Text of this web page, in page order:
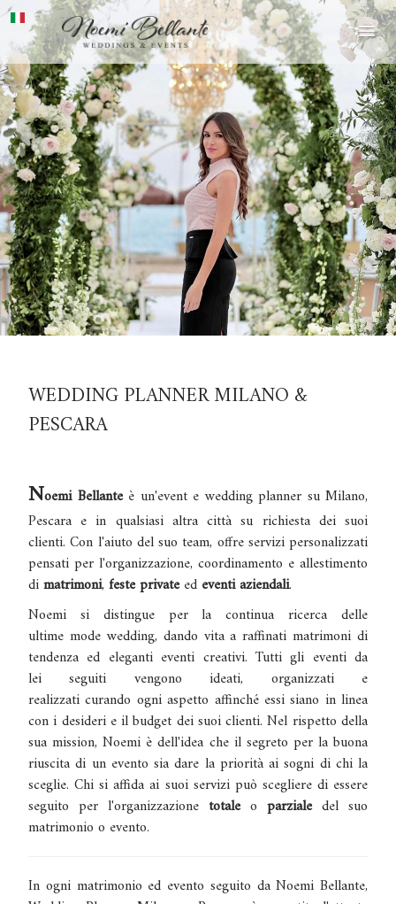
HOME
ABOUT NOEMI
MATRIMONI
EVENTI
BLOG
GALLERY
PRESS
CONTATTI
WEDDING PLANNER MILANO &
PESCARA
Noemi Bellanteè un'event e wedding planner su Milano,
Pescara e in qualsiasi altra città su richiesta dei suoi
clienti.Con l'aiuto del suo team, offre servizi personalizzati
pensati per l'organizzazione, coordinamento e allestimento
dimatrimoni, feste private ed eventi aziendali.
Noemi si distingue per la continua ricerca delle
ultime mode wedding, dando vita a raffinati matrimoni di
tendenza ed eleganti eventi creativi.Tutti gli eventi da
lei seguiti vengono ideati, organizzati e
realizzati curando ogni aspetto affinché essi siano in linea
con i desideri e il budget dei suoiclienti.Nel rispetto della
sua mission, Noemi è dell'idea che il segreto per la buona
riuscita di un evento sia dare la priorità ai sogni di chi la
sceglie. Chi si affida ai suoi servizi può scegliere di essere
seguito per l'organizzazione totale o parziale del suo
matrimonio o evento.
In ogni matrimonio ed evento seguito da Noemi Bellante,